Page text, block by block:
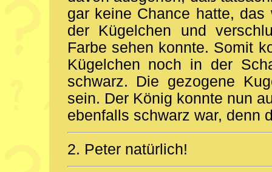
gar keine Chance hatte,
der Kügelchen und
Farbe sehen konnte. Somit
Kügelchen noch in der
schwarz. Die gezogene
sein. Der König konnte nun
ebenfalls schwarz war, denn
2. Peter natürlich!